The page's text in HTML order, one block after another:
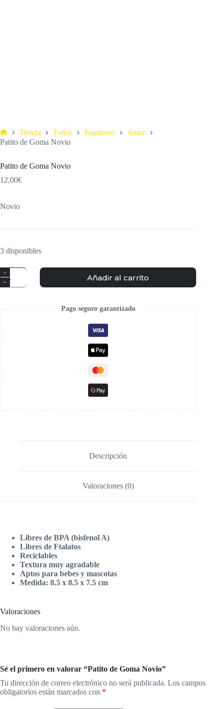
Tienda Todos Populares
Amor
Patito de Goma Novio
Patito de Goma Novio
12,00€
Novio
3 disponibles
Añadir al carrito
Pago seguro garantizado
Descripción
Valoraciones (0)
Libres de BPA (bisfenol A)
Libres de Ftalatos
Reciclables
Textura muy agradable
Aptos para bebes y mascotas
Medida: 8.5 x 8.5 x 7.5 cm
Valoraciones
No hay valoraciones aún.
Sé el primero en valorar “Patito de Goma Novio”
Tu dirección de correo electrónico no será publicada. Los campos
obligatorios están marcados con *